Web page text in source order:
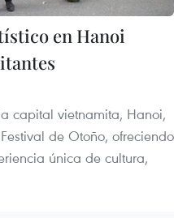
en Hanoi
capital vietnamita, Hanoi,
de Otoño, ofreciendo
única de cultura,